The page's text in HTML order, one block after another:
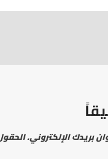
بريدك الإلكتروني.